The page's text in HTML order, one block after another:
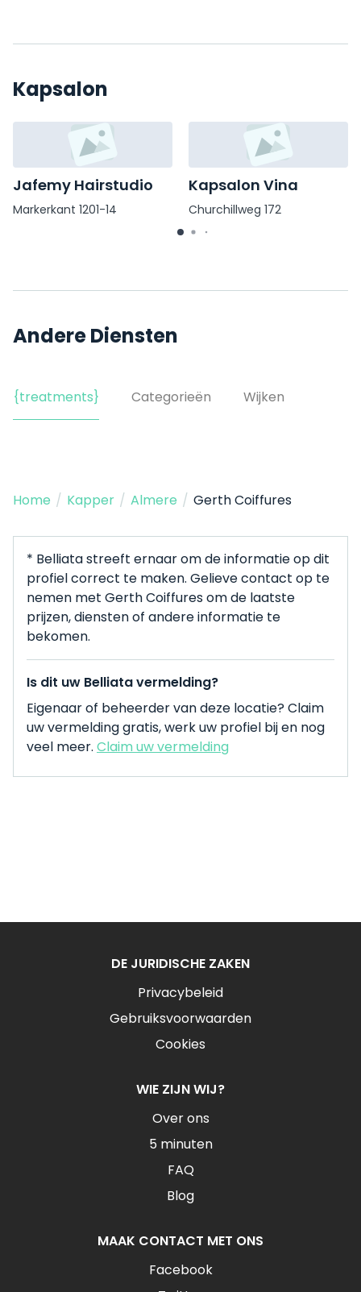
Kapsalon
Jafemy Hairstudio
Markerkant 1201-14
Kapsalon Vina
Churchillweg 172
Andere Diensten
{treatments} Categorieën Wijken
Home / Kapper / Almere / Gerth Coiffures
* Belliata streeft ernaar om de informatie op dit
profiel correct te maken. Gelieve contact op te
nemen met Gerth Coiffures om de laatste
prijzen, diensten of andere informatie te
bekomen.
Is dit uw Belliata vermelding?
Eigenaar of beheerder van deze locatie? Claim
uw vermelding gratis, werk uw profiel bij en nog
veel meer. Claim uw vermelding
DE JURIDISCHE ZAKEN
Privacybeleid
Gebruiksvoorwaarden
Cookies
WIE ZIJN WIJ?
Over ons
5 minuten
FAQ
Blog
MAAK CONTACT MET ONS
Facebook